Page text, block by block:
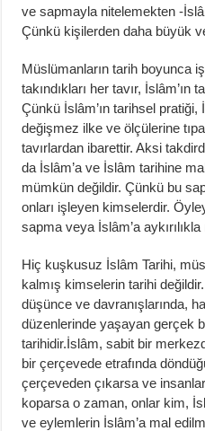
ve sapmayla nitelemekten -
Çünkü kişilerden daha büyük
Müslümanların tarih boyunca
takındıkları her tavır,
Çünkü İslâm’ın tarihsel
değişmez ilke ve ölçülerine
tavırlardan ibarettir. Aksi
da İslâm’a ve İslâm tarihine
mümkün değildir. Çünkü bu
onları işleyen kimselerdir.
sapma veya İslâm’a
Hiç kuşkusuz İslâm Tarihi,
kalmış kimselerin tarihi
düşünce ve davranışlarında,
düzenlerinde yaşayan gerçek
tarihidir.İslâm, sabit bir
bir çerçevede etrafında
çerçeveden çıkarsa ve
koparsa o zaman, onlar kim,
ve eylemlerin İslâm’a mal